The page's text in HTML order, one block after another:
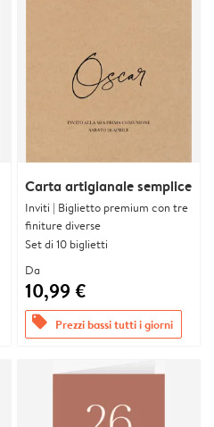
Carta artigianale semplice
Inviti | Biglietto premium con tre
finiture diverse
Set di 10 biglietti
Da
10,99 €
offers Prezzi bassi tutti i giorni